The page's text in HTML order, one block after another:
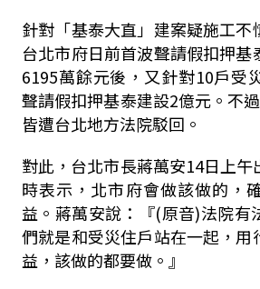
針對「基泰大直」建案疑施工不
台北市府日前首波聲請假扣押
6195萬餘元後，又針對10戶受
聲請假扣押基泰建設2億元。不
皆遭台北地方法院駁回。
對此，台北市長蔣萬安14日上午
時表示，北市府會做該做的，
益。蔣萬安說：『(原音)法院有
們就是和受災住戶站在一起，用
益，該做的都要做。』